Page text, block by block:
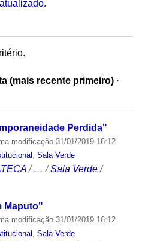
(mais recente primeiro) ·
Perdida"
modificação31/01/2019 16:12
Sala Verde
/…/Sala Verde /
Maputo"
modificação31/01/2019 16:12
Sala Verde